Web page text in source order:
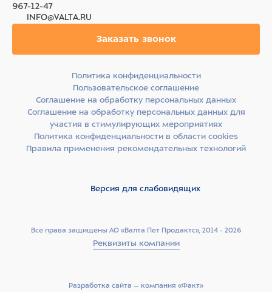
967-12-47
INFO@VALTA.RU
Заказать звонок
Все права защищены АО «Валта Пет Продактс», 2014 - 2026
Реквизиты компании
Политика конфиденциальности
Пользовательское соглашение
Соглашение на обработку персональных данных
Соглашение на обработку персональных данных для
участия в стимулирующих мероприятиях
Политика конфиденциальности в области cookies
Правила применения рекомендательных технологий
Версия для слабовидящих
Разработка сайта –­ компания «Факт»